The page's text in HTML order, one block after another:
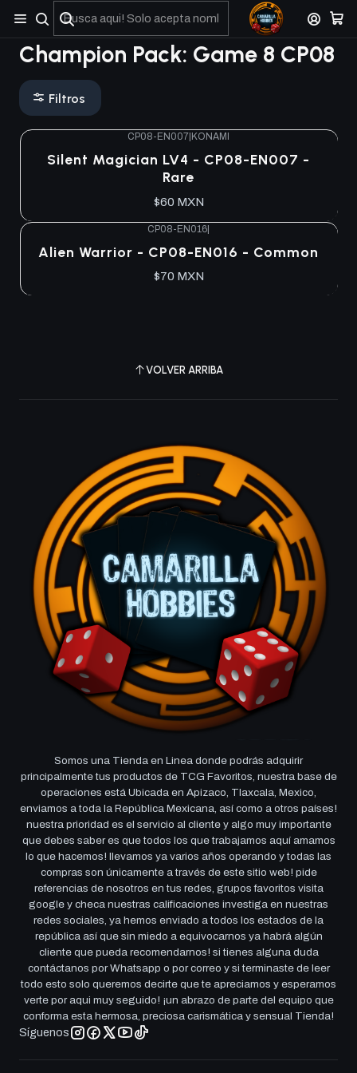
No olviden reportar sus depositos y transferencias por Whatsapp
Champion Pack: Game 8 CP08
Filtros
CP08-EN007 KONAMI
Silent Magician LV4 - CP08-EN007 -
Rare
$60 MXN
CP08-EN016|
Alien Warrior - CP08-EN016 - Common
$70 MXN
VOLVER ARRIBA
Somos una Tienda en Linea donde podrás adquirir
principalmente tus productos de TCG Favoritos, nuestra base de
operaciones está Ubicada en Apizaco, Tlaxcala, Mexico,
enviamos a toda la República Mexicana, así como a otros países!
nuestra prioridad es el servicio al cliente y algo muy importante
que debes saber es que todos los que trabajamos aquí amamos
lo que hacemos! llevamos ya varios años operando y todas las
compras son únicamente a través de este sitio web! pide
referencias de nosotros en tus redes, grupos favoritos visita
google y checa nuestras calificaciones investiga en nuestras
redes sociales, ya hemos enviado a todos los estados de la
república así que sin miedo a equivocarnos ya habrá algún
cliente que pueda recomendarnos! si tienes alguna duda
contáctanos por Whatsapp o por correo y si terminaste de leer
todo esto solo queremos decirte que te apreciamos y esperamos
verte por aqui muy seguido! ¡un abrazo de parte del equipo que
conforma esta hermosa, preciosa carismática y sensual Tienda!
Síguenos